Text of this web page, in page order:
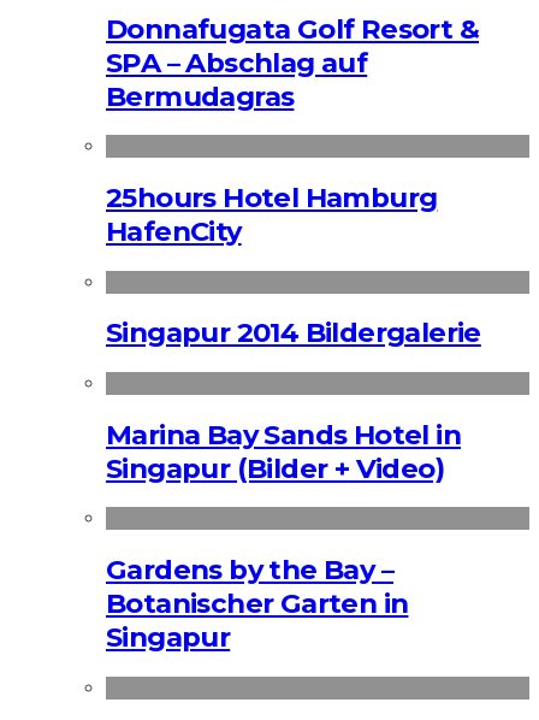
Donnafugata Golf Resort &
SPA – Abschlag auf
Bermudagras
25hours Hotel Hamburg
HafenCity
Singapur 2014 Bildergalerie
Marina Bay Sands Hotel in
Singapur (Bilder + Video)
Gardens by the Bay –
Botanischer Garten in
Singapur